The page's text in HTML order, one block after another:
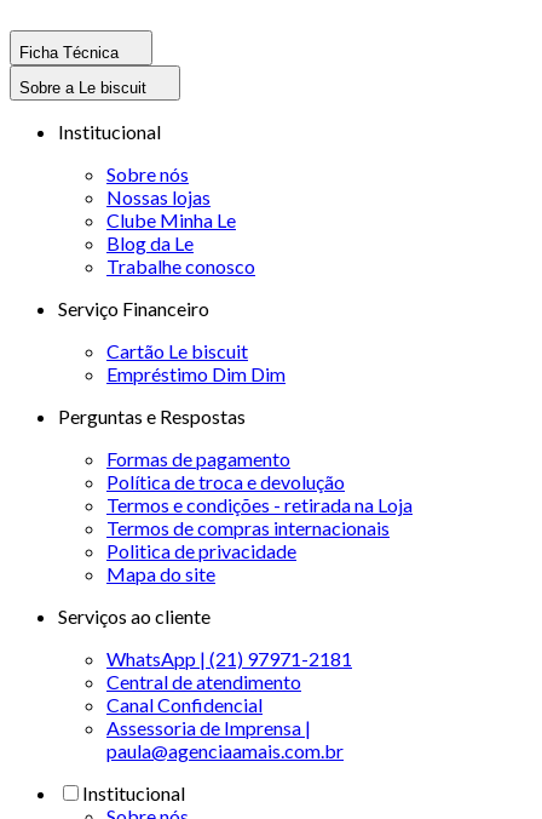
Ficha Técnica
Sobre a Le biscuit
Institucional
Sobre nós
Nossas lojas
Clube Minha Le
Blog da Le
Trabalhe conosco
Serviço Financeiro
Cartão Le biscuit
Empréstimo Dim Dim
Perguntas e Respostas
Formas de pagamento
Política de troca e devolução
Termos e condições - retirada na Loja
Termos de compras internacionais
Politica de privacidade
Mapa do site
Serviços ao cliente
WhatsApp | (21) 97971-2181
Central de atendimento
Canal Confidencial
Assessoria de Imprensa |
paula@agenciaamais.com.br
Institucional